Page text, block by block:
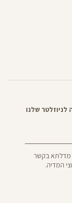
מדלתא בקשר